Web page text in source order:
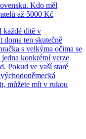
Kdo měl
až 5000 Kč
každé dítě v
doma ten skutečně
s velkýma očima se
konkrétní verze
Pokud ve vaší staré
můžete mít v rukou